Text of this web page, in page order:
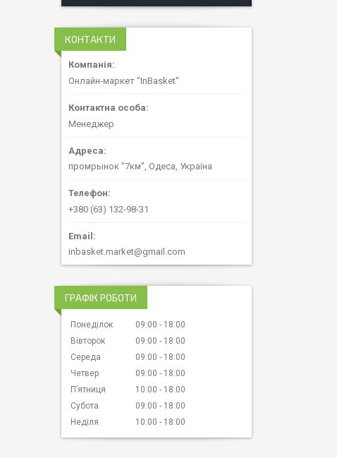
КОНТАКТИ
Онлайн-маркет "InBasket"
Менеджер
промрынок "7км", Одеса, Україна
+380 (63) 132-98-31
inbasket.market@gmail.com
ГРАФІК РОБОТИ
Понеділок 09:00
18:00
Вівторок
09:00
18:00
Середа
09:00
18:00
Четвер
09:00
18:00
Пʼятниця
10:00
18:00
Субота
09:00
18:00
Неділя
10:00 18:00